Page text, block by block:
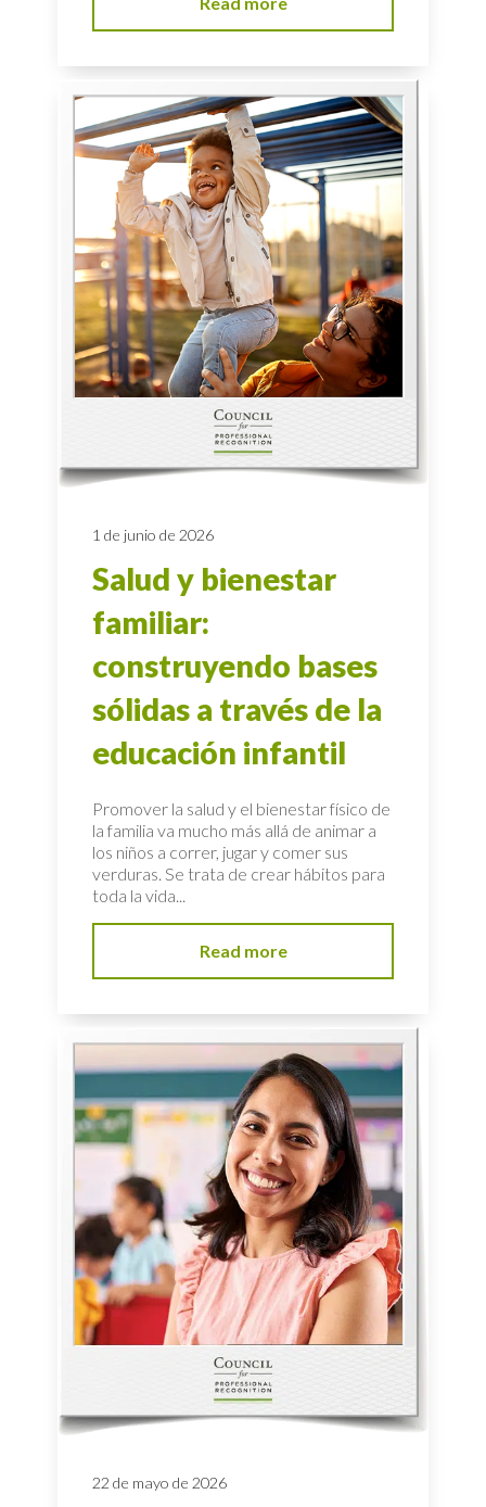
1 de junio de 2026
Salud y bienestar
familiar:
construyendo bases
sólidas a través de la
educación infantil
Promover la salud y el bienestar físico de
la familia va mucho más allá de animar a
los niños a correr, jugar y comer sus
verduras. Se trata de crear hábitos para
toda la vida...
Read more
22 de mayo de 2026